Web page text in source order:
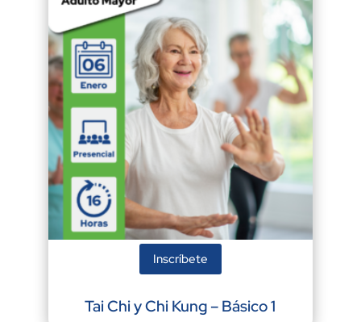
Inscríbete
Tai Chi y Chi Kung – Básico 1